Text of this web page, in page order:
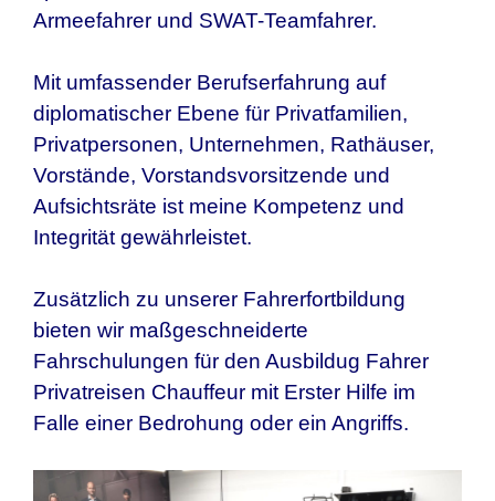
Armeefahrer und SWAT-Teamfahrer.
Mit umfassender Berufserfahrung auf
diplomatischer Ebene für Privatfamilien,
Privatpersonen, Unternehmen, Rathäuser,
Vorstände, Vorstandsvorsitzende und
Aufsichtsräte ist meine Kompetenz und
Integrität gewährleistet.
Zusätzlich zu unserer Fahrerfortbildung
bieten wir maßgeschneiderte
Fahrschulungen für den Ausbildug Fahrer
Privatreisen Chauffeur mit Erster Hilfe im
Falle einer Bedrohung oder ein Angriffs.